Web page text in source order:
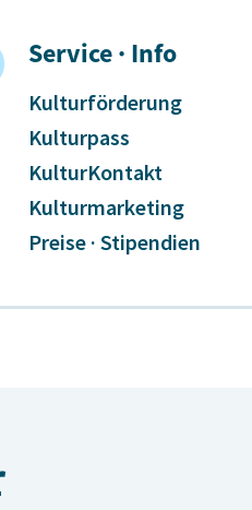
Service · Info
Kulturförderung
Kulturpass
KulturKontakt
Kulturmarketing
Preise · Stipendien